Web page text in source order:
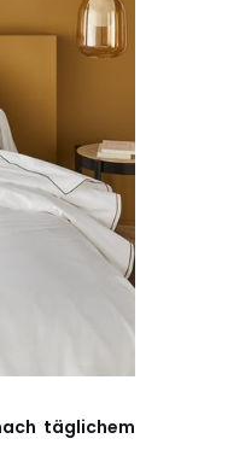
täglichem